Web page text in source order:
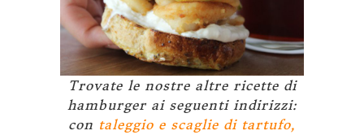
Trovate le nostre altre ricette di
hamburger ai seguenti indirizzi:
con taleggio e scaglie di tartufo,